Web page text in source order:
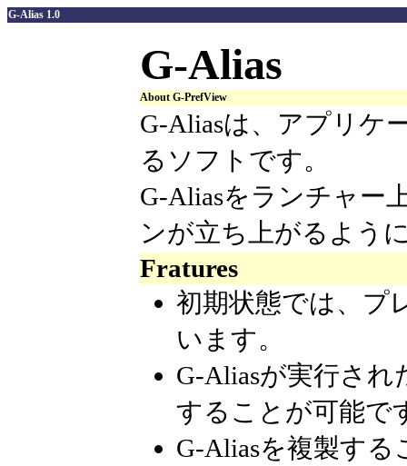
G-Alias 1.0
G-Alias
About G-PrefView
G-Aliasは、アプリケ
るソフトです。
G-Aliasをランチャー
ンが立ち上がるよう
Fratures
初期状態では、プ
います。
G-Aliasが実行さ
することが可能で
G-Aliasを複製す